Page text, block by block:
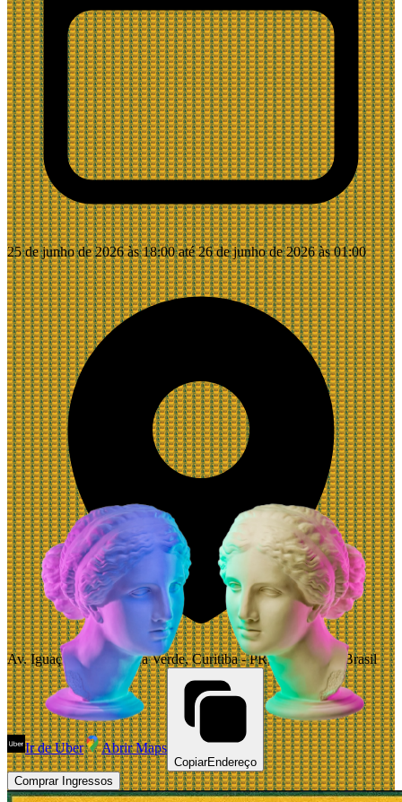
25 de junho de 2026 às 18:00 até 26 de junho de 2026 às 01:00
Av. Iguaçu, 2310 - Água Verde, Curitiba - PR, 80240-030, Brasil
Ir de Uber Abrir Maps
CopiarEndereço
Comprar Ingressos